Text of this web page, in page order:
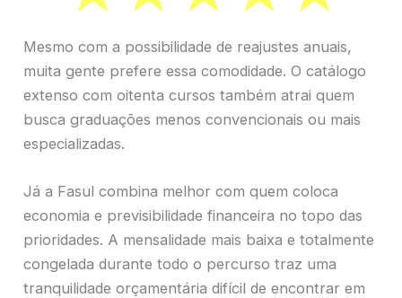
Mesmo com a possibilidade de reajustes anuais,
muita gente prefere essa comodidade. O catálogo
extenso com oitenta cursos também atrai quem
busca graduações menos convencionais ou mais
especializadas.
Já a Fasul combina melhor com quem coloca
economia e previsibilidade financeira no topo das
prioridades. A mensalidade mais baixa e totalmente
congelada durante todo o percurso traz uma
tranquilidade orçamentária difícil de encontrar em